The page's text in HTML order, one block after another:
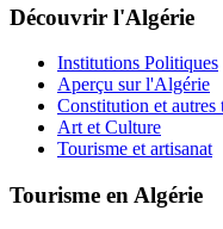
Découvrir l'Algérie
Institutions Politiques
Aperçu sur l'Algérie
Constitution et autres
Art et Culture
Tourisme et artisanat
Tourisme en Algérie